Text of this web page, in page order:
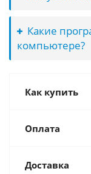
Какие
компьютере?
Как купить
Оплата
Доставка